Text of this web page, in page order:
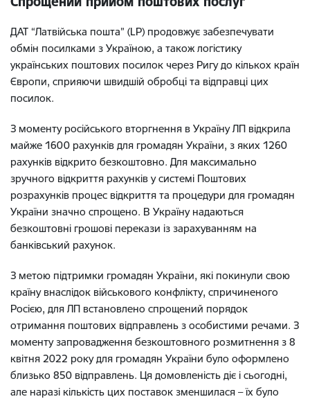
ДАТ “Латвійська пошта” (LP) продовжує забезпечувати
обмін посилками з Україною, а також логістику
українських поштових посилок через Ригу до кількох країн
Європи, сприяючи швидшій обробці та відправці цих
посилок.
З моменту російського вторгнення в Україну ЛП відкрила
майже 1600 рахунків для громадян України, з яких 1260
рахунків відкрито безкоштовно. Для максимально
зручного відкриття рахунків у системі Поштових
розрахунків процес відкриття та процедури для громадян
України значно спрощено. В Україну надаються
безкоштовні грошові перекази із зарахуванням на
банківський рахунок.
З метою підтримки громадян України, які покинули свою
країну внаслідок військового конфлікту, спричиненого
Росією, для ЛП встановлено спрощений порядок
отримання поштових відправлень з особистими речами. З
моменту запровадження безкоштовного розмитнення з 8
квітня 2022 року для громадян України було оформлено
близько 850 відправлень. Ця домовленість діє і сьогодні,
але наразі кількість цих поставок зменшилася – їх було